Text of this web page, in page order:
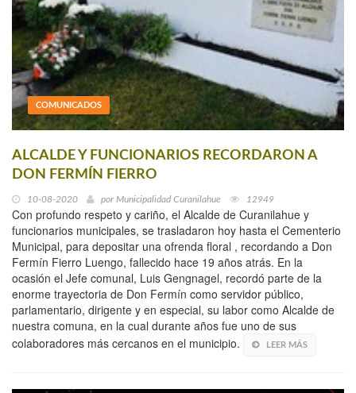
COMUNICADOS
ALCALDE Y FUNCIONARIOS RECORDARON A
DON FERMÍN FIERRO
10-08-2020 por Municipalidad Curanilahue 12949
Con profundo respeto y cariño, el Alcalde de Curanilahue y
funcionarios municipales, se trasladaron hoy hasta el Cementerio
Municipal, para depositar una ofrenda floral , recordando a Don
Fermín Fierro Luengo, fallecido hace 19 años atrás. En la
ocasión el Jefe comunal, Luis Gengnagel, recordó parte de la
enorme trayectoria de Don Fermín como servidor público,
parlamentario, dirigente y en especial, su labor como Alcalde de
nuestra comuna, en la cual durante años fue uno de sus
colaboradores más cercanos en el municipio.
LEER MÁS